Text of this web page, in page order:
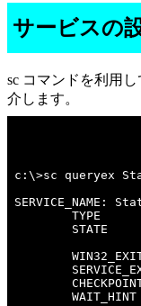
サービスの
sc コマンドを利用
介します。
c:\>sc queryex
SERVICE_NAME:
TYPE
STATE
WAIT_HINT